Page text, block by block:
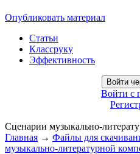
Опубликовать материал
Статьи
Классруку
Эффективность
Войти
Войти с
Сценарии музыкально-
Главная → Файлы для
музыкально-литературной